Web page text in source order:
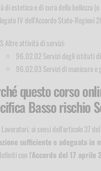
di estetica e di cura della bellezza
IV dell'Accordo Stato-Regioni
S Altre attività di servizi:
96.02.02 Servizi degli istituti di
96.02.03 Servizi di manicure e
questo corso
Basso rischio
ai sensi dell'articolo 37
sufficiente e adeguata in
con l'Accordo del 17 aprile